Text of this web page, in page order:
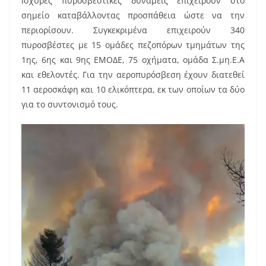
σημείο καταβάλλοντας προσπάθεια ώστε να την
περιορίσουν. Συγκεκριμένα επιχειρούν 340
πυροσβέστες με 15 ομάδες πεζοπόρων τμημάτων της
1ης, 6ης και 9ης ΕΜΟΔΕ, 75 οχήματα, ομάδα Σ.μη.Ε.Α
και εθελοντές. Για την αεροπυρόσβεση έχουν διατεθεί
11 αεροσκάφη και 10 ελικόπτερα, εκ των οποίων τα δύο
για το συντονισμό τους.